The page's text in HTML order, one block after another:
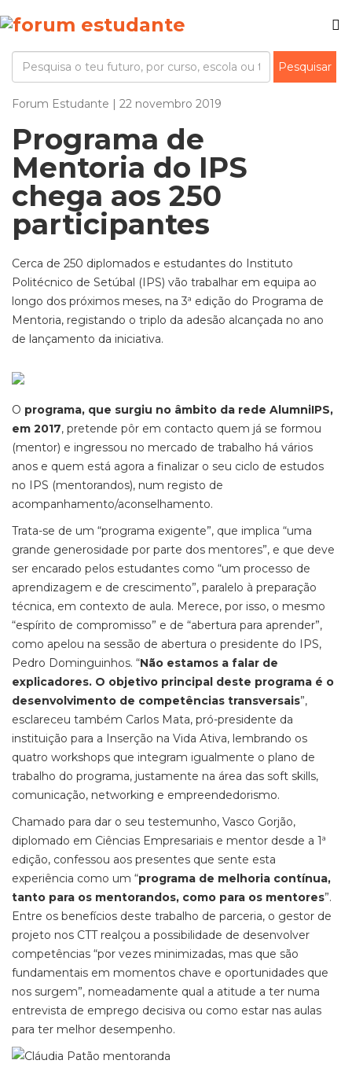
Forum Estudante | 22 novembro 2019
Programa de
Mentoria do IPS
chega aos 250
participantes
Cerca de 250 diplomados e estudantes do Instituto
Politécnico de Setúbal (IPS) vão trabalhar em equipa ao
longo dos próximos meses, na 3ª edição do Programa de
Mentoria, registando o triplo da adesão alcançada no ano
de lançamento da iniciativa.
O programa, que surgiu no âmbito da rede AlumniIPS,
em 2017, pretende pôr em contacto quem já se formou
(mentor) e ingressou no mercado de trabalho há vários
anos e quem está agora a finalizar o seu ciclo de estudos
no IPS (mentorandos), num registo de
acompanhamento/aconselhamento.
Trata-se de um “programa exigente”, que implica “uma
grande generosidade por parte dos mentores”, e que deve
ser encarado pelos estudantes como “um processo de
aprendizagem e de crescimento”, paralelo à preparação
técnica, em contexto de aula. Merece, por isso, o mesmo
“espírito de compromisso” e de “abertura para aprender”,
como apelou na sessão de abertura o presidente do IPS,
Pedro Dominguinhos. “Não estamos a falar de
explicadores. O objetivo principal deste programa é o
desenvolvimento de competências transversais”,
esclareceu também Carlos Mata, pró-presidente da
instituição para a Inserção na Vida Ativa, lembrando os
quatro workshops que integram igualmente o plano de
trabalho do programa, justamente na área das soft skills,
comunicação, networking e empreendedorismo.
Chamado para dar o seu testemunho, Vasco Gorjão,
diplomado em Ciências Empresariais e mentor desde a 1ª
edição, confessou aos presentes que sente esta
experiência como um “programa de melhoria contínua,
tanto para os mentorandos, como para os mentores”.
Entre os benefícios deste trabalho de parceria, o gestor de
projeto nos CTT realçou a possibilidade de desenvolver
competências “por vezes minimizadas, mas que são
fundamentais em momentos chave e oportunidades que
nos surgem”, nomeadamente qual a atitude a ter numa
entrevista de emprego decisiva ou como estar nas aulas
para ter melhor desempenho.